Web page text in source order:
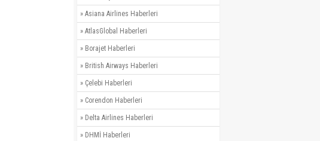
» Asiana Airlines Haberleri
» AtlasGlobal Haberleri
» Borajet Haberleri
» British Airways Haberleri
» Çelebi Haberleri
» Corendon Haberleri
» Delta Airlines Haberleri
» DHMİ Haberleri